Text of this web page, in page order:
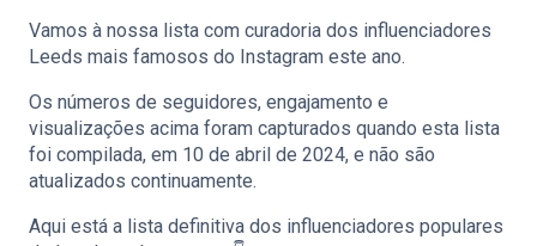
Vamos à nossa lista com curadoria dos influenciadores
Leeds mais famosos do Instagram este ano.
Os números de seguidores, engajamento e
visualizações acima foram capturados quando esta lista
foi compilada, em 10 de abril de 2024, e não são
atualizados continuamente.
Aqui está a lista definitiva dos influenciadores populares